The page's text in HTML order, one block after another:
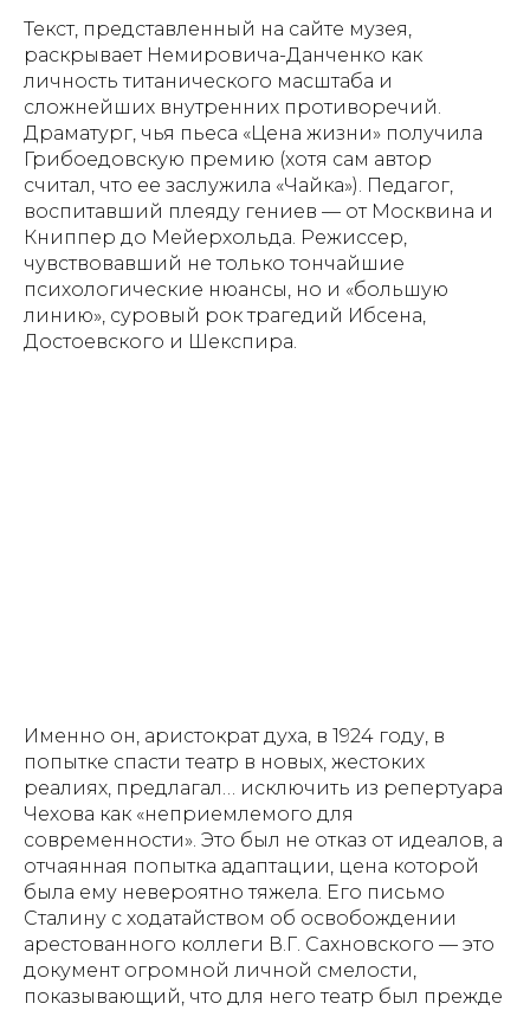
Текст, представленный на сайте музея,
раскрывает Немировича-Данченко как
личность титанического масштаба и
сложнейших внутренних противоречий.
Драматург, чья пьеса «Цена жизни» получила
Грибоедовскую премию (хотя сам автор
считал, что ее заслужила «Чайка»). Педагог,
воспитавший плеяду гениев — от Москвина и
Книппер до Мейерхольда. Режиссер,
чувствовавший не только тончайшие
психологические нюансы, но и «большую
линию», суровый рок трагедий Ибсена,
Достоевского и Шекспира.
Именно он, аристократ духа, в 1924 году, в
попытке спасти театр в новых, жестоких
реалиях, предлагал… исключить из репертуара
Чехова как «неприемлемого для
современности». Это был не отказ от идеалов, а
отчаянная попытка адаптации, цена которой
была ему невероятно тяжела. Его письмо
Сталину с ходатайством об освобождении
арестованного коллеги В.Г. Сахновского — это
документ огромной личной смелости,
показывающий, что для него театр был прежде